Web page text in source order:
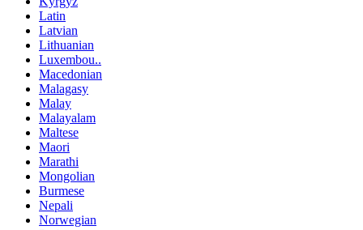
Latin
Latvian
Lithuanian
Luxembou..
Macedonian
Malagasy
Malay
Malayalam
Maltese
Maori
Marathi
Mongolian
Burmese
Nepali
Norwegian